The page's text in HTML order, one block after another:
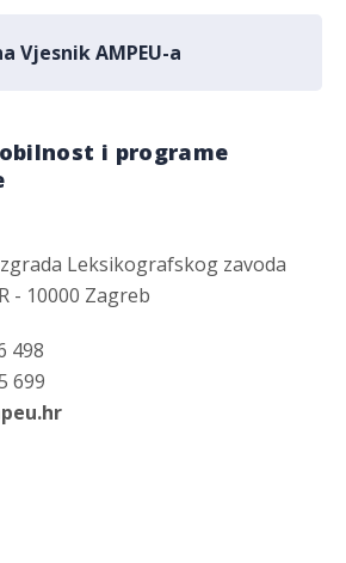
Vjesnik AMPEU-a
i programe
Leksikografskog zavoda
- 10000 Zagreb
498
699